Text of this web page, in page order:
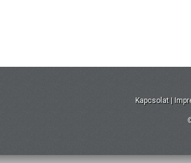
Kapcsolat |